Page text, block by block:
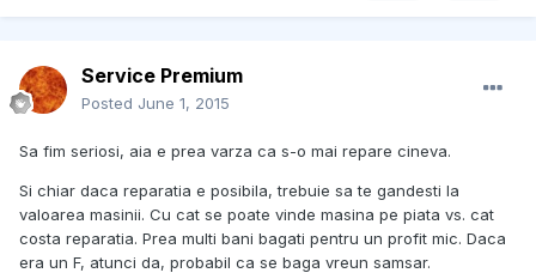
Service Premium
Posted June 1, 2015
Sa fim seriosi, aia e prea varza ca s-o mai repare cineva.
Si chiar daca reparatia e posibila, trebuie sa te gandesti la
valoarea masinii. Cu cat se poate vinde masina pe piata vs. cat
costa reparatia. Prea multi bani bagati pentru un profit mic. Daca
era un F, atunci da, probabil ca se baga vreun samsar.